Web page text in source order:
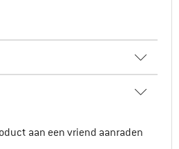
aan een vriend aanraden